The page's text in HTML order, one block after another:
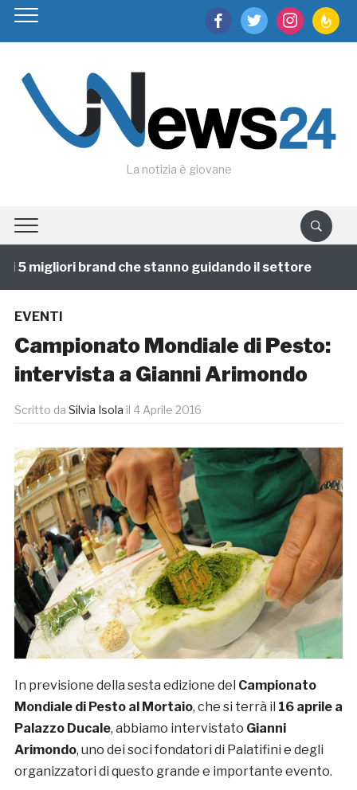
facebooktwitter instagram
La notizia è giovane
migliori brand che stanno guidando il settore
EVENTI
Campionato Mondiale di Pesto:
intervista a Gianni Arimondo
Scritto da Silvia Isola il 4 Aprile 2016
In previsione della sesta edizione del Campionato
Mondiale di Pesto al Mortaio, che si terrà il 16 aprile a
Palazzo Ducale, abbiamo intervistato Gianni
Arimondo, uno dei soci fondatori di Palatifini e degli
organizzatori di questo grande e importante evento.